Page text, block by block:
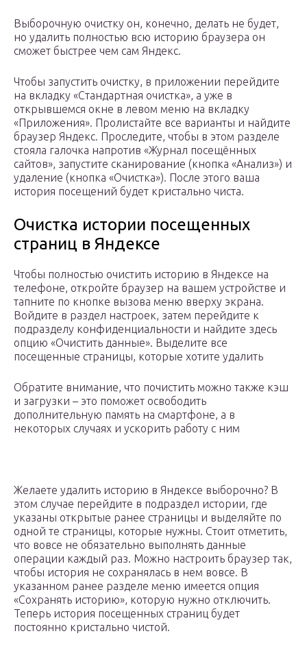
Выборочную очистку он, конечно, делать не будет,
но удалить полностью всю историю браузера он
сможет быстрее чем сам Яндекс.
Чтобы запустить очистку, в приложении перейдите
на вкладку «Стандартная очистка», а уже в
открывшемся окне в левом меню на вкладку
«Приложения». Пролистайте все варианты и найдите
браузер Яндекс. Проследите, чтобы в этом разделе
стояла галочка напротив «Журнал посещённых
сайтов», запустите сканирование (кнопка «Анализ») и
удаление (кнопка «Очистка»). После этого ваша
история посещений будет кристально чиста.
Очистка истории посещенных
страниц в Яндексе
Чтобы полностью очистить историю в Яндексе на
телефоне, откройте браузер на вашем устройстве и
тапните по кнопке вызова меню вверху экрана.
Войдите в раздел настроек, затем перейдите к
подразделу конфиденциальности и найдите здесь
опцию «Очистить данные». Выделите все
посещенные страницы, которые хотите удалить
Обратите внимание, что почистить можно также кэш
и загрузки – это поможет освободить
дополнительную память на смартфоне, а в
некоторых случаях и ускорить работу с ним
Желаете удалить историю в Яндексе выборочно? В
этом случае перейдите в подраздел истории, где
указаны открытые ранее страницы и выделяйте по
одной те страницы, которые нужны. Стоит отметить,
что вовсе не обязательно выполнять данные
операции каждый раз. Можно настроить браузер так,
чтобы история не сохранялась в нем вовсе. В
указанном ранее разделе меню имеется опция
«Сохранять историю», которую нужно отключить.
Теперь история посещенных страниц будет
постоянно кристально чистой.